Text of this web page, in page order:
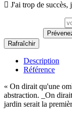
 J'ai trop de succès,
Description
Référence
« On dirait qu'une
abstraction. _On
jardin serait la